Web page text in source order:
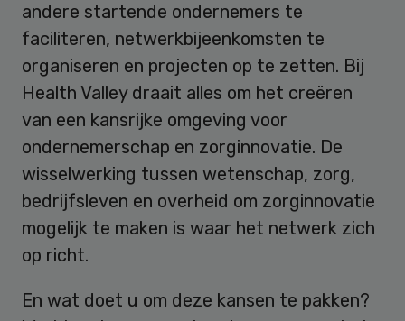
andere startende ondernemers te
faciliteren, netwerkbijeenkomsten te
organiseren en projecten op te zetten. Bij
Health Valley draait alles om het creëren
van een kansrijke omgeving voor
ondernemerschap en zorginnovatie. De
wisselwerking tussen wetenschap, zorg,
bedrijfsleven en overheid om zorginnovatie
mogelijk te maken is waar het netwerk zich
op richt.
En wat doet u om deze kansen te pakken?